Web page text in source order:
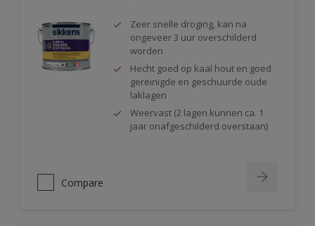
Zeer snelle droging, kan na
ongeveer 3 uur overschilderd
worden
Hecht goed op kaal hout en goed
gereinigde en geschuurde oude
laklagen
Weervast (2 lagen kunnen ca. 1
jaar onafgeschilderd overstaan)
Compare